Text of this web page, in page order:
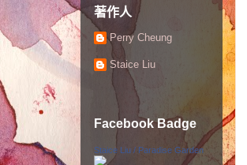
著作人
Perry Cheung
Staice Liu
Facebook Badge
Staice Liu / Paradise Garden